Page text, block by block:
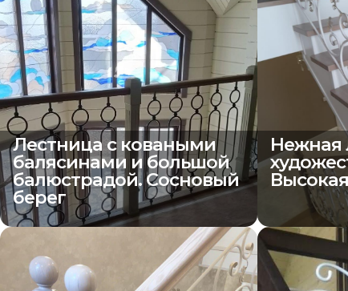
Лестница с коваными
балясинами и большой
балюстрадой. Сосновый
берег
Нежная